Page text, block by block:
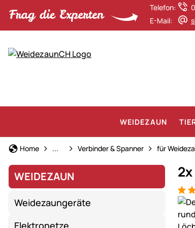
Telefon:
E-Mail:
WEIDEZAUN
Home Weidezaun
... Verbinder & Spanner für
WEIDEZAUN
Weidezaungeräte
Elektronetze
5